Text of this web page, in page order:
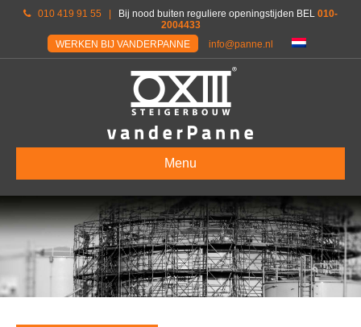
010 419 91 55 Bij nood buiten reguliere openingstijden BEL 010-
2004433
WERKEN BIJ VANDERPANNE
info@panne.nl
Menu